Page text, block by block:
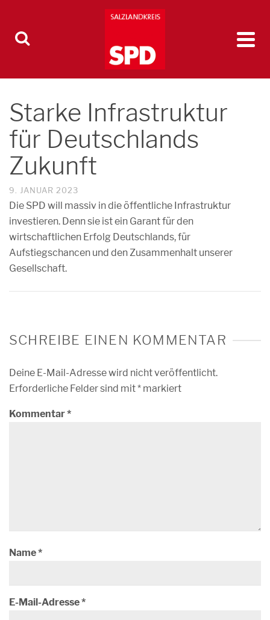
Starke Infrastruktur
für Deutschlands
Zukunft
9. JANUAR 2023
Die SPD will massiv in die öffentliche Infrastruktur
investieren. Denn sie ist ein Garant für den
wirtschaftlichen Erfolg Deutschlands, für
Aufstiegschancen und den Zusammenhalt unserer
Gesellschaft.
SCHREIBE EINEN KOMMENTAR
Deine E-Mail-Adresse wird nicht veröffentlicht.
Erforderliche Felder sind mit* markiert
Kommentar*
Name*
E-Mail-Adresse*